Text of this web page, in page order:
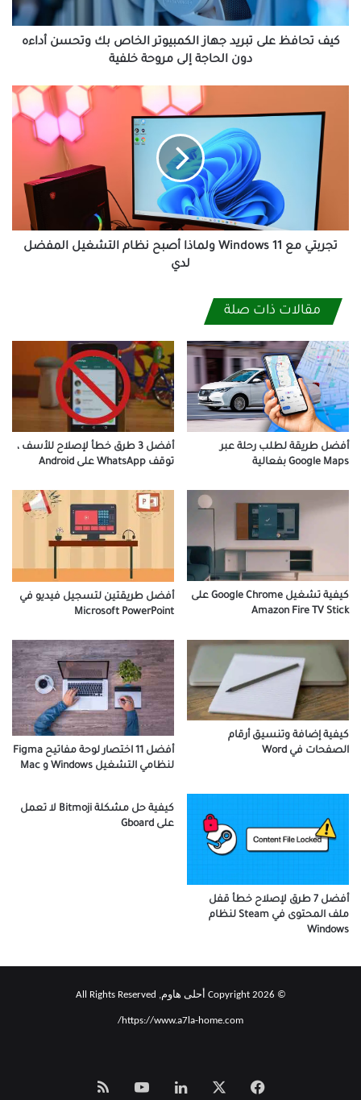
بك
وتحسن
أداءه
كيف تحافظ على تبريد جهاز الكمبيوتر الخاص بك وتحسن أداءه
دون الحاجة إلى مروحة خلفية
Windows
التشغيل
المفضل
لدي
تجربتي مع Windows 11 ولماذا أصبح نظام التشغيل المفضل
لدي
مقالات ذات صلة
أفضل 3 طرق خطأ لإصلاح للأسف ،
توقف WhatsApp على Android
أفضل طريقة لطلب رحلة عبر
Google Maps بفعالية
أفضل طريقتين لتسجيل فيديو في
Microsoft PowerPoint
كيفية تشغيل Google Chrome على
Amazon Fire TV Stick
أفضل 11 اختصار لوحة مفاتيح Figma
لنظامي التشغيل Windows و Mac
كيفية إضافة وتنسيق أرقام
الصفحات في Word
كيفية حل مشكلة Bitmoji لا تعمل
على Gboard
أفضل 7 طرق لإصلاح خطأ قفل
ملف المحتوى في Steam لنظام
Windows
© Copyright 2026 أحلى هاوم, All Rights Reserved
https://www.a7la-home.com/
فيسبوك لينكدإن‫YouTube
Smart